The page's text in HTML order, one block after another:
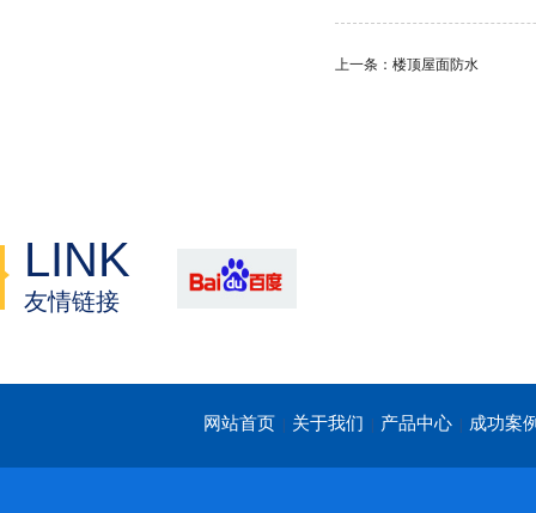
上一条：楼顶屋面防水
LINK
友情链接
网站首页 关于我们 产品中心 成功案